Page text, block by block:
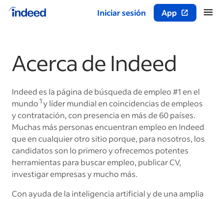
Iniciar sesión App
Acerca de Indeed
Indeed es la página de búsqueda de empleo#1 en el
mundo1y líder mundial en coincidencias de empleos
y contratación, con presencia en más de 60 países.
Muchas más personas encuentran empleo en Indeed
que en cualquier otro sitio porque, para nosotros, los
candidatos son lo primero y ofrecemos potentes
herramientas para buscar empleo, publicar CV,
investigar empresas y mucho más.
Con ayuda de la inteligencia artificial y de una amplia